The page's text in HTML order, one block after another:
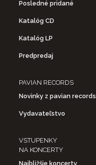
Posledné pridané
Katalóg CD
Katalóg LP
Predpredaj
PAVIAN RECORDS
Novinky z pavian records
Vydavateľstvo
VSTUPENKY
NA KONCERTY
Najbližšie koncerty